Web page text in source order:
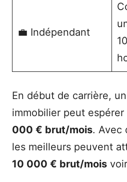
💼 Indépendant
En début de carrière,
immobilier peut espérer
000 € brut/mois. Avec
les meilleurs peuvent
10 000 € brut/mois